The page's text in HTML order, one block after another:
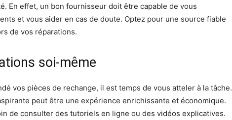
En effet, un bon fournisseur doit être capable de vous
et vous aider en cas de doute. Optez pour une source fiable
de vos réparations.
soi-même
vos pièces de rechange, il est temps de vous atteler à la tâche.
peut être une expérience enrichissante et économique.
de consulter des tutoriels en ligne ou des vidéos explicatives.